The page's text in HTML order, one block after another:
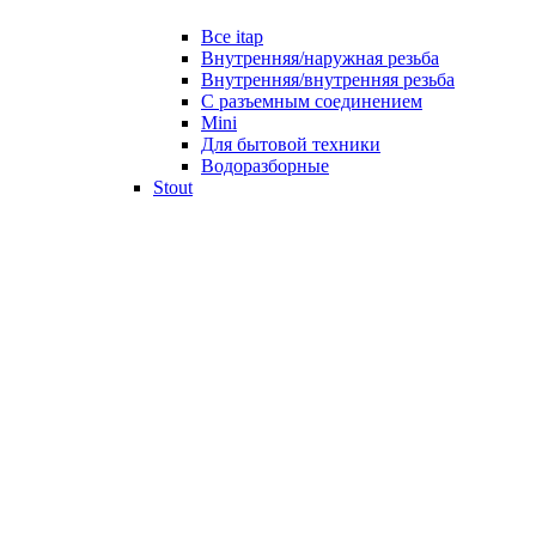
Все itap
Внутренняя/наружная резьба
Внутренняя/внутренняя резьба
С разъемным соединением
Mini
Для бытовой техники
Водоразборные
Stout